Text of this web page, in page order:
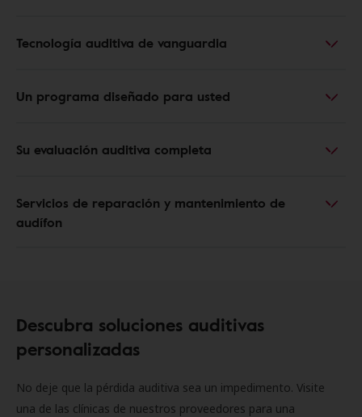
Tecnología auditiva de vanguardia
Un programa diseñado para usted
Su evaluación auditiva completa
Servicios de reparación y mantenimiento de
audífon
Descubra soluciones auditivas
personalizadas
No deje que la pérdida auditiva sea un impedimento. Visite
una de las clínicas de nuestros proveedores para una